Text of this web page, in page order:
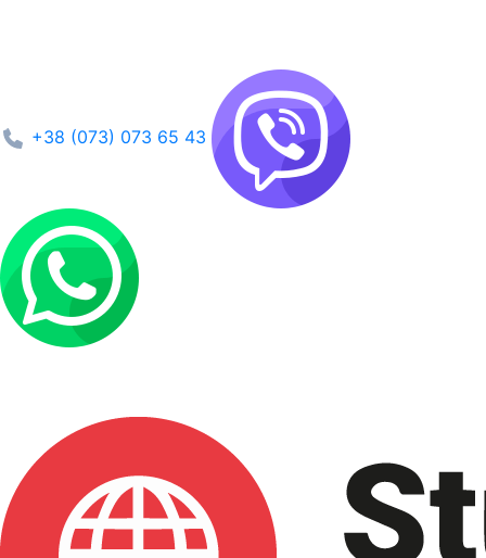
+38 (073) 073 65 43